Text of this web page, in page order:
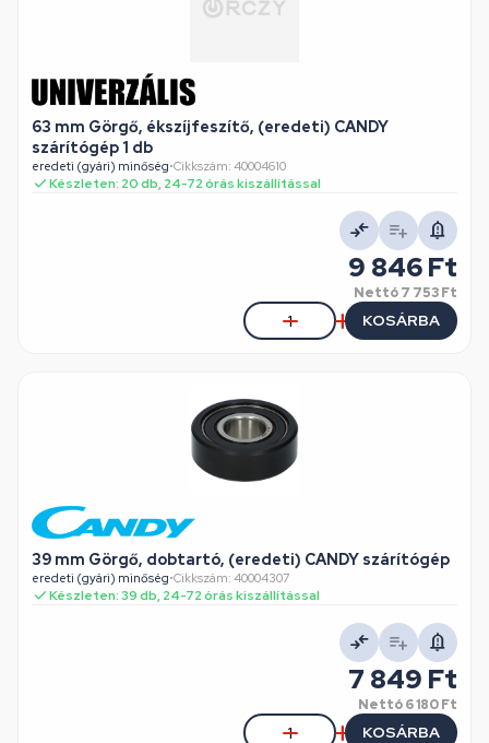
63 mm Görgő, ékszíjfeszítő, (eredeti) CANDY
szárítógép 1 db
eredeti (gyári) minőség•Cikkszám: 40004610
Készleten: 20 db, 24-72 órás kiszállítással
9 846 Ft
Nettó7 753 Ft
KOSÁRBA
39 mm Görgő, dobtartó, (eredeti) CANDY szárítógép
eredeti (gyári) minőség•Cikkszám: 40004307
Készleten: 39 db, 24-72 órás kiszállítással
7 849 Ft
Nettó6 180 Ft
KOSÁRBA